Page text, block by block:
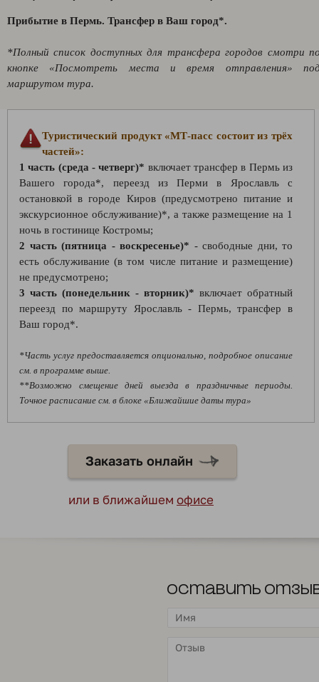
Прибытие в Пермь. Трансфер в Ваш город*.
*Полный список доступных для трансфера городов смотри
кнопке «Посмотреть места и время отправления»
маршрутом тура.
Туристический продукт «МТ-пасс состоит из трёх
частей»:
1 часть (среда - четверг)* включает трансфер в Пермь из
Вашего города*, переезд из Перми в Ярославль с
остановкой в городе Киров (предусмотрено питание и
экскурсионное обслуживание)*, а также размещение на 1
ночь в гостинице Костромы;
2 часть (пятница - воскресенье)* - свободные дни, то
есть обслуживание (в том числе питание и размещение)
не предусмотрено;
3 часть (понедельник - вторник)* включает обратный
переезд по маршруту Ярославль - Пермь, трансфер в
Ваш город*.
*Часть услуг предоставляется опционально, подробное описание
см. в программе выше.
**Возможно смещение дней выезда в праздничные периоды.
Точное расписание см. в блоке «Ближайшие даты тура»
Заказать онлайн
или в ближайшем офисе
Оставить